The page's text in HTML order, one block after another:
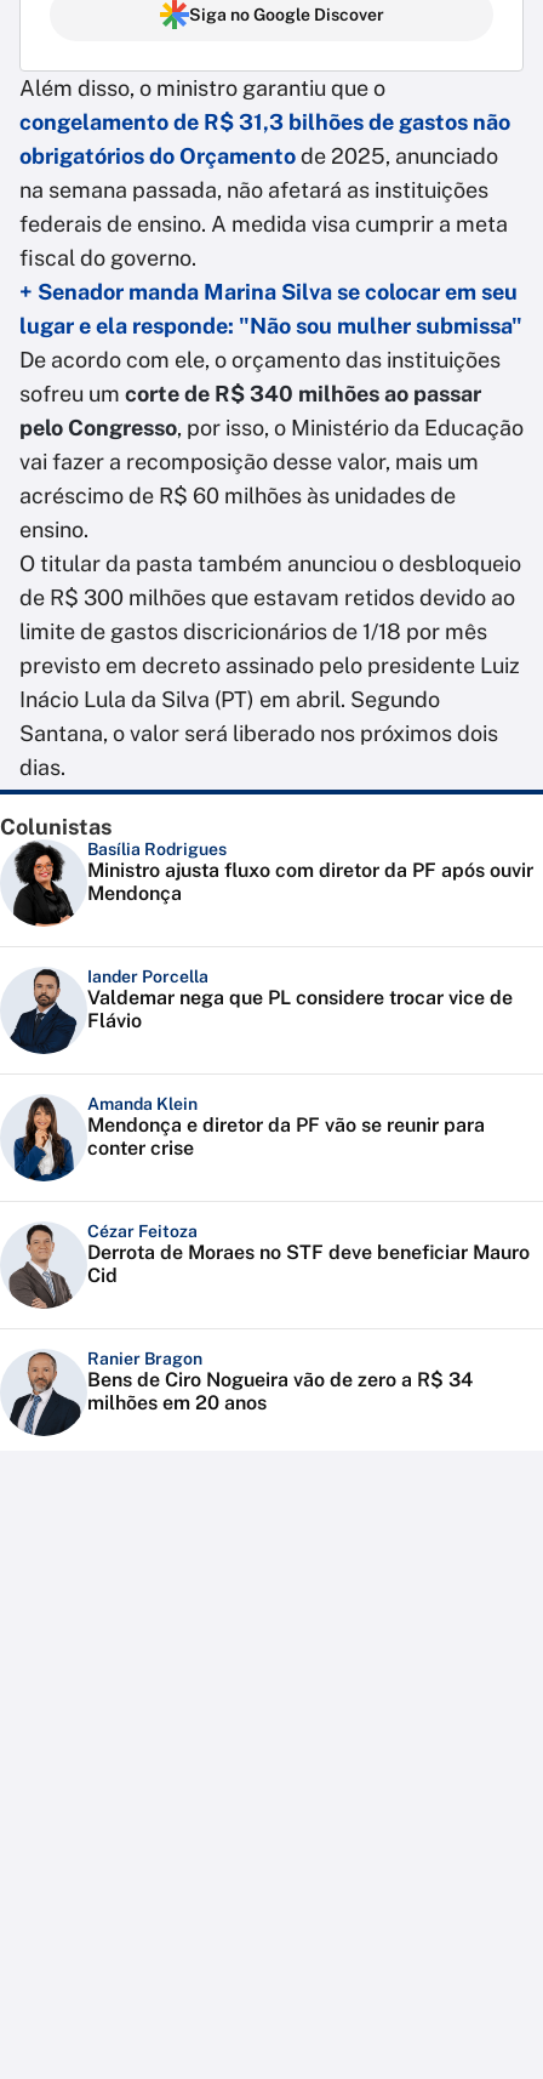
Siga no Google Discover
Além disso, o ministro garantiu que o
congelamento de R$ 31,3 bilhõesde gastos não
obrigatórios do Orçamentode 2025, anunciado
na semana passada, não afetará as instituições
federais de ensino. A medida visa cumprir a meta
fiscal do governo.
+ Senador manda Marina Silva se colocar em seu
lugar e ela responde: "Não sou mulher submissa"
De acordo com ele, o orçamento das instituições
sofreu um corte de R$ 340 milhões ao passar
pelo Congresso, por isso, o Ministério da Educação
vai fazer a recomposição desse valor, mais um
acréscimo de R$ 60 milhões às unidades de
ensino.
O titular da pasta também anunciou o desbloqueio
de R$ 300 milhões que estavam retidos devido ao
limite de gastos discricionários de 1/18 por mês
previsto em decreto assinado pelo presidente Luiz
Inácio Lula da Silva (PT) em abril. Segundo
Santana, o valor será liberado nos próximos dois
dias.
Colunistas
Basília Rodrigues
Ministro ajusta fluxo com diretor da PF após ouvir
Mendonça
Iander Porcella
Valdemar nega que PL considere trocar vice de
Flávio
Amanda Klein
Mendonça e diretor da PF vão se reunir para
conter crise
Cézar Feitoza
Derrota de Moraes no STF deve beneficiar Mauro
Cid
Ranier Bragon
Bens de Ciro Nogueira vão de zero a R$ 34
milhões em 20 anos